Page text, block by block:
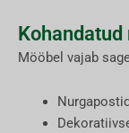
Mööbel vajab
Nurgapostid